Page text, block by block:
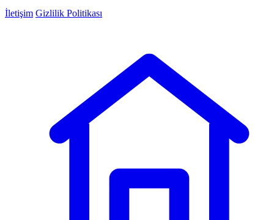
İletişim Gizlilik Politikası